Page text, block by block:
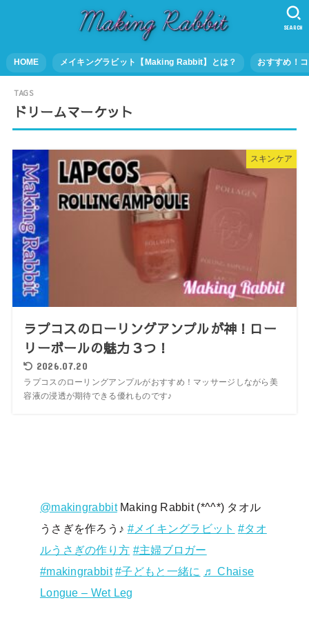
HOME メイキングラビット【Making Rabbit】とは？ おすすめ！
SEARCH
ドリームマーケット
スキンケア
ラプコスのローリングアンプルが神！ロー
リーボールの魅力３つ！
2026.07.20
ラプコスのローリングアンプルがおすすめ！マッサージしながら美
容液の浸透が期待できる優れものです♪
@makingrabbitMaking Rabbit (*^^*) タオル
うさぎを作ろう♪ #メイキングラビット #タオ
ルうさぎの作り方 #主婦ブロガー
#makingrabbit #子どもと一緒に ♬ Chaise
Longue – Wet Leg